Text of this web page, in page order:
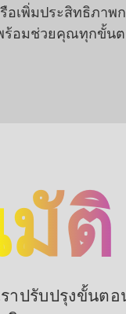
อเพิ่มประสิทธิภา
ร้อมช่วยคุณทุกขั้น
ติ
าปรับปรุงขั้นตอ